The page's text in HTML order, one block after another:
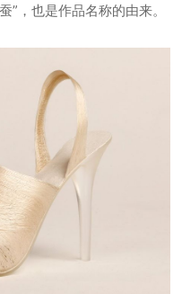
”，也是作品名称的由来。